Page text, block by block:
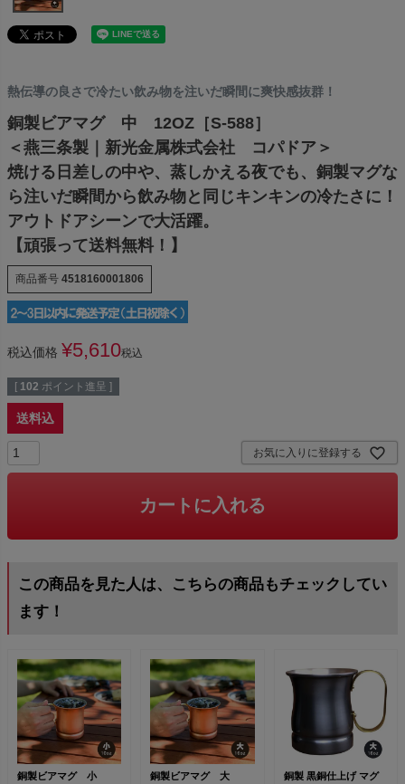
熱伝導の良さで冷たい飲み物を注いだ瞬間に爽快感抜群！
銅製ビアマグ 中 12OZ［S-588］
＜燕三条製｜新光金属株式会社 コパドア＞
焼ける日差しの中や、蒸しかえる夜でも、銅製マグな
ら注いだ瞬間から飲み物と同じキンキンの冷たさに！
アウトドアシーンで大活躍。
【頑張って送料無料！】
商品番号 4518160001806
税込価格 ¥5,610税込
[ 102 ポイント進呈 ]
送料込
お気に入りに登録する
カートに入れる
この商品を見た人は、こちらの商品もチェックしてい
ます！
銅製ビアマグ 小
銅製ビアマグ 大
銅製 黒銅仕上げ マグ